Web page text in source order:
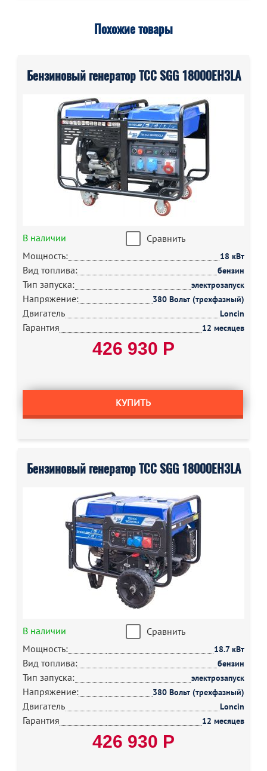
Похожие товары
Бензиновый генератор ТСС SGG 18000EH3LA
В наличии
Сравнить
Мощность:
18 кВт
Вид топлива: бензин
Тип запуска: электрозапуск
Напряжение: 380 Вольт (трехфазный)
Двигатель Loncin
Гарантия 12 месяцев
426 930 Р
КУПИТЬ
Бензиновый генератор ТСС SGG 18000EH3LA
В наличии
Сравнить
Мощность:
18.7 кВт
Вид топлива: бензин
Тип запуска: электрозапуск
Напряжение: 380 Вольт (трехфазный)
Двигатель Loncin
Гарантия 12 месяцев
426 930 Р